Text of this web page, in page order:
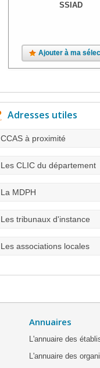
SSIAD
Ajouter à ma
Adresses utiles
CCAS à proximité
Les CLIC du département
La MDPH
Les tribunaux d'instance
Les associations locales
Annuaires
L'annuaire des
L'annuaire des